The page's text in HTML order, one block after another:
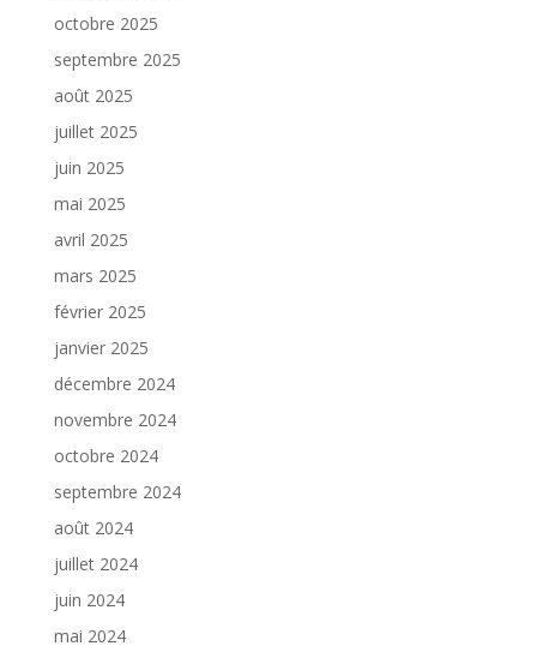
octobre 2025
septembre 2025
août 2025
juillet 2025
juin 2025
mai 2025
avril 2025
mars 2025
février 2025
janvier 2025
décembre 2024
novembre 2024
octobre 2024
septembre 2024
août 2024
juillet 2024
juin 2024
mai 2024